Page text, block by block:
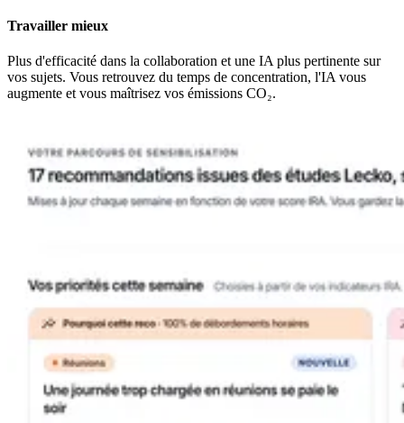
Travailler mieux
Plus d'efficacité dans la collaboration et une IA plus pertinente sur
vos sujets. Vous retrouvez du temps de concentration, l'IA vous
augmente et vous maîtrisez vos émissions CO₂.